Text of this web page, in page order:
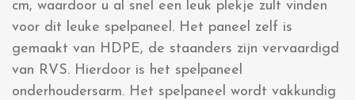
cm, waardoor u al snel een leuk plekje zult vinden
voor dit leuke spelpaneel. Het paneel zelf is
gemaakt van HDPE, de staanders zijn vervaardigd
van RVS. Hierdoor is het spelpaneel
onderhoudersarm. Het spelpaneel wordt vakkundig